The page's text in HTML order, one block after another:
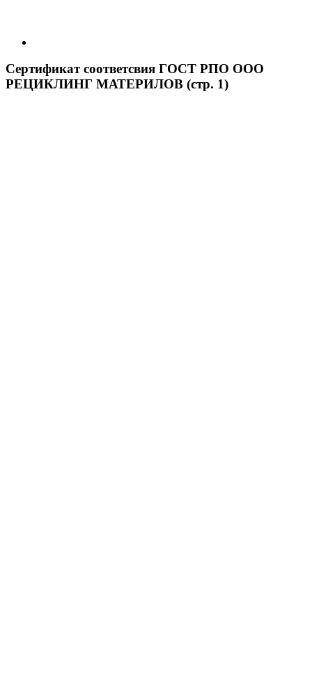
Сертификат соответсвия ГОСТ РПО ООО
РЕЦИКЛИНГ МАТЕРИЛОВ (стр. 1)